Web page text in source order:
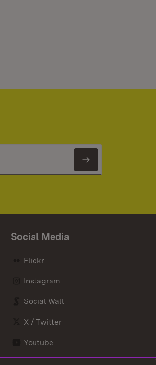
Newsletter
Social Media
Flickr
Instagram
Social Wall
X / Twitter
Youtube